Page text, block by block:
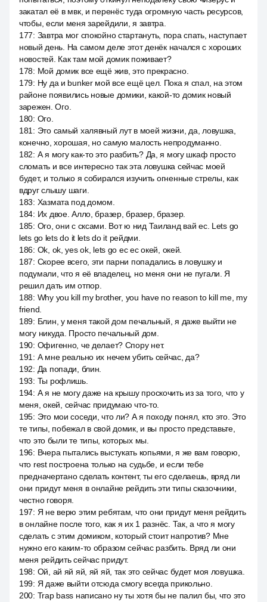
закатал её в мвк, и перенёс туда огромную часть ресурсов,
чтобы, если меня зарейдили, я завтра.
177: Завтра мог спокойно стартануть, пора спать, наступает
новый день. На самом деле этот денёк начался с хороших
новостей. Как там мой домик поживает?
178: Мой домик все ещё жив, это прекрасно.
179: Ну да и bunker мой все ещё цел. Пока я спал, на этом
районе появились новые домики, какой-то домик новый
зарежен. Ого.
180: Ого.
181 : Это самый халявный лут в моей жизни, да, ловушка,
конечно, хорошая, но самую малость непродуманно.
182: А я могу как-то это разбить? Да, я могу шкаф просто
сломать и все интересно так эта ловушка сейчас моей
будет, и только я собирался изучить огненные стрелы, как
вдруг слышу шаги.
183: Хазмата под домом.
184: Их двое. Алло, бразер, бразер, бразер.
185: Ого, они с сксами. Вот ю нид Таиланд вай ес. Lets go
lets go lets do it lets do it рейдми.
186: Ok, ok, yes ok, lets go ес ес окей, окей.
187: Скорее всего, эти парни попадались в ловушку и
подумали, что я её владелец, но меня они не пугали. Я
решил дать им отпор.
188: Why you kill my brother, you have no reason to kill me, my
friend.
189: Блин, у меня такой дом печальный, я даже выйти не
могу никуда. Просто печальный дом.
190: Офигенно, че делает? Спору нет.
191 : А мне реально их нечем убить сейчас, да?
192: Да попади, блин.
193: Ты рофлишь.
194: А я не могу даже на крышу проскочить из за того, что у
меня, окей, сейчас придумаю что-то.
195: Это мои соседи, что ли? А я походу понял, кто это. Это
те типы, побежал в свой домик, и вы просто представьте,
что это были те типы, которых мы.
196: Вчера пытались выстукать копьями, я же вам говорю,
что rest построена только на судьбе, и если тебе
предначертано сделать контент, ты его сделаешь, вряд ли
они придут меня в онлайне рейдить эти типы сказочники,
честно говоря.
197: Я не верю этим ребятам, что они придут меня рейдить
в онлайне после того, как я их 1 разнёс. Так, а что я могу
сделать с этим домиком, который стоит напротив? Мне
нужно его каким-то образом сейчас разбить. Вряд ли они
меня рейдить сейчас придут.
198: Ой, ай яй яй, яй яй, так это сейчас будет моя ловушка.
199: Я даже выйти отсюда смогу всегда прикольно.
200: Trap bass написано ну ты хотя бы не палил бы, что это